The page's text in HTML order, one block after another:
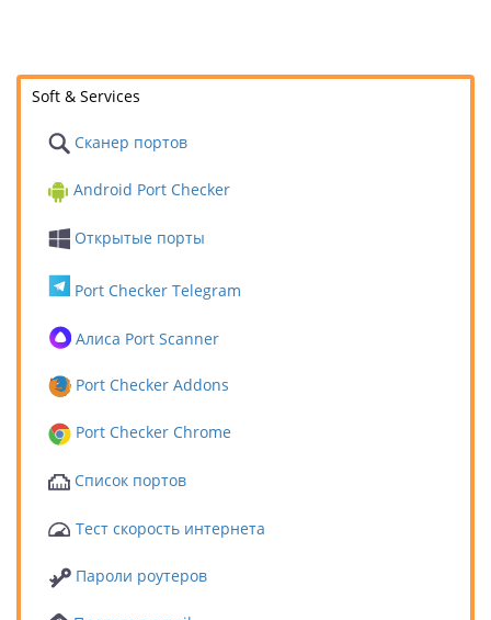
Soft & Services
Сканер портов
Android Port Checker
Открытые порты
Port Checker Telegram
Алиса Port Scanner
Port Checker Addons
Port Checker Chrome
Список портов
Тест скорость интернета
Пароли роутеров